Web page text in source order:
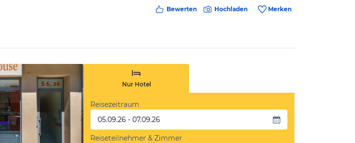
Bewerten Hochladen Merken
Nur Hotel
Reisezeitraum
05.09.26 - 07.09.26
Reiseteilnehmer & Zimmer